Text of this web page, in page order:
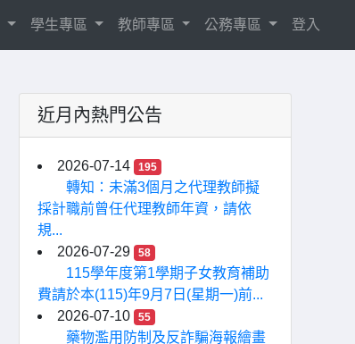
學生專區 教師專區 公務專區 登入
近月內熱門公告
2026-07-14 195
轉知：未滿3個月之代理教師擬
採計職前曾任代理教師年資，請依
規...
2026-07-29
58
115學年度第1學期子女教育補助
費請於本(115)年9月7日(星期一)前...
2026-07-10
55
藥物濫用防制及反詐騙海報繪畫